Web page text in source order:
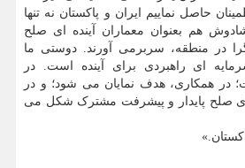
حاصل نماییم ایران و پاکستان نه تنها
هم بعنوان معماران آینده ای صلح
در منطقه، سربرمی آورند. دوستی ما
ای راهبردی برای آینده است. در
در همکاری، هدف نمایان می شود؛ و در
برای صلح پایدار و پیشرفت مشترک شکل می